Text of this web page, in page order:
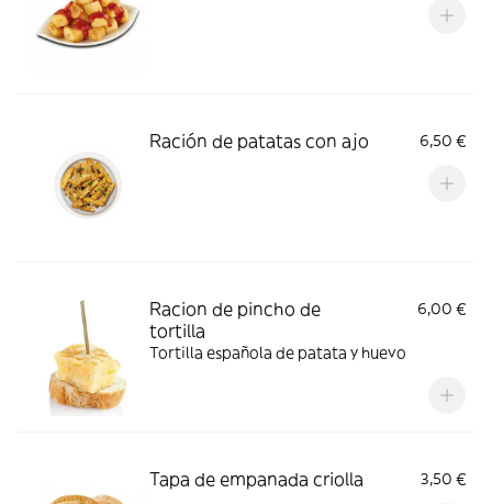
Ración de patatas con ajo 6,50 €
Racion de pincho de
tortilla
6,00 €
Tortilla española de patata y huevo
Tapa de empanada criolla 3,50 €